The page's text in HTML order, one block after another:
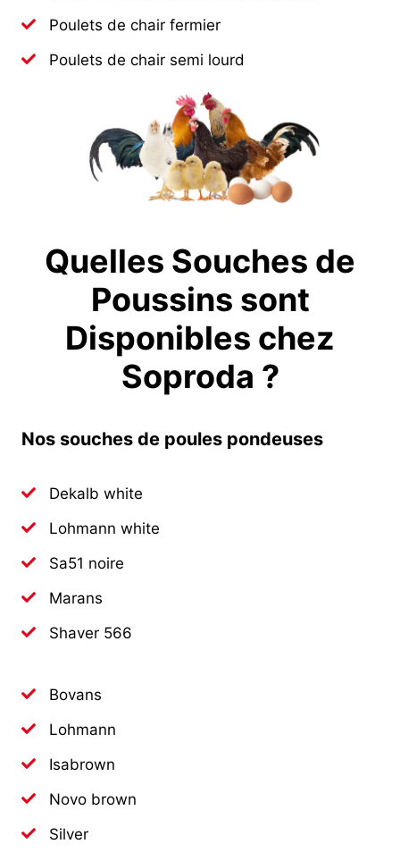
Poulets de chair fermier
Poulets de chair semi lourd
Quelles Souches de
Poussins sont
Disponibles chez
Soproda ?
Nos souches de poules pondeuses
Dekalb white
Lohmann white
Sa51 noire
Marans
Shaver 566
Bovans
Lohmann
Isabrown
Novo brown
Silver